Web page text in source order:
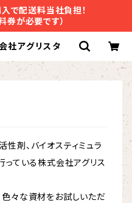
で配送料当社負担！
券が必要です）
アグリスタ
剤、バイオスティミュラ
っている株式会社アグリス
々な資材をお試しいただ